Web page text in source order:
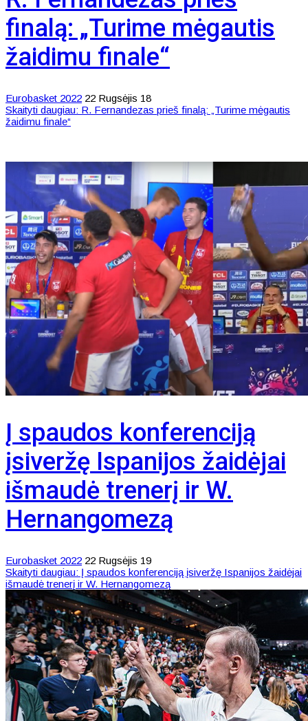
finalą: „Turime mėgautis
žaidimu finale“
Eurobasket 2022 22 Rugsėjis 18
Skaityti daugiau: R. Fernandezas prieš finalą: „Turime mėgautis
žaidimu finale“
Į spaudos konferenciją
įsiveržę Ispanijos žaidėjai
išmaudė trenerį ir W.
Hernangomezą
Eurobasket 2022 22 Rugsėjis 19
Skaityti daugiau: Į spaudos konferenciją įsiveržę Ispanijos žaidėjai
išmaudė trenerį ir W. Hernangomezą